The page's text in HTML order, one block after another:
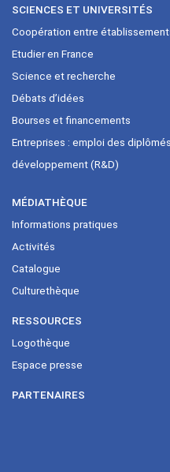
SCIENCES ET UNIVERSITÉS
Coopération entre
Etudier en France
Science et recherche
Débats d’idées
Bourses et financements
Entreprises : emploi des
développement (R&D)
MÉDIATHÈQUE
Informations pratiques
Activités
Catalogue
Culturethèque
RESSOURCES
Logothèque
Espace presse
PARTENAIRES